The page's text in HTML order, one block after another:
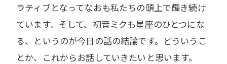
ラティブとなってなおも私たちの頭上で輝き続け
ています。そして、初音ミクも星座のひとつにな
る、というのが今日の話の結論です。どういうこ
とか、これからお話していきたいと思います。